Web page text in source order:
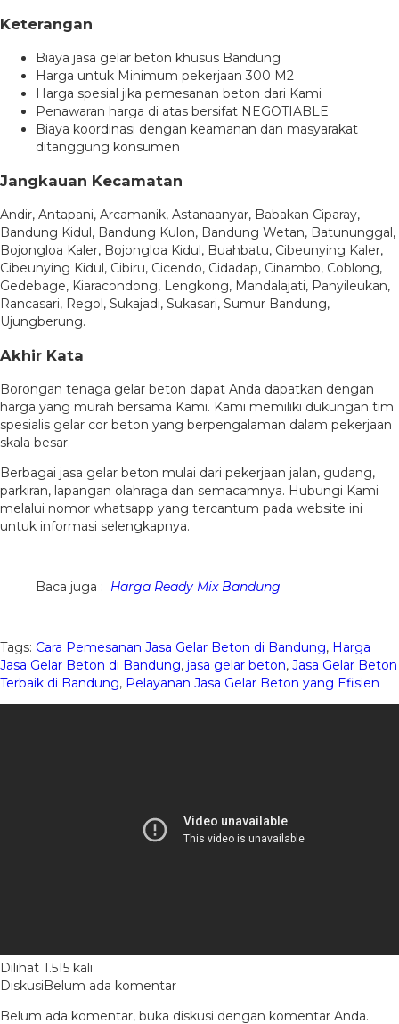
Keterangan
Biaya jasa gelar beton khusus Bandung
Harga untuk Minimum pekerjaan 300 M2
Harga spesial jika pemesanan beton dari Kami
Penawaran harga di atas bersifat NEGOTIABLE
Biaya koordinasi dengan keamanan dan masyarakat
ditanggung konsumen
Jangkauan Kecamatan
Andir, Antapani, Arcamanik, Astanaanyar, Babakan Ciparay,
Bandung Kidul, Bandung Kulon, Bandung Wetan, Batununggal,
Bojongloa Kaler, Bojongloa Kidul, Buahbatu, Cibeunying Kaler,
Cibeunying Kidul, Cibiru, Cicendo, Cidadap, Cinambo, Coblong,
Gedebage, Kiaracondong, Lengkong, Mandalajati, Panyileukan,
Rancasari, Regol, Sukajadi, Sukasari, Sumur Bandung,
Ujungberung.
Akhir Kata
Borongan tenaga gelar beton dapat Anda dapatkan dengan
harga yang murah bersama Kami. Kami memiliki dukungan tim
spesialis gelar cor beton yang berpengalaman dalam pekerjaan
skala besar.
Berbagai jasa gelar beton mulai dari pekerjaan jalan, gudang,
parkiran, lapangan olahraga dan semacamnya. Hubungi Kami
melalui nomor whatsapp yang tercantum pada website ini
untuk informasi selengkapnya.
Baca juga : Harga Ready Mix Bandung
Tags: Cara Pemesanan Jasa Gelar Beton di Bandung, Harga
Jasa Gelar Beton di Bandung, jasa gelar beton, Jasa Gelar Beton
Terbaik di Bandung, Pelayanan Jasa Gelar Beton yang Efisien
Dilihat 1.515 kali
DiskusiBelum ada komentar
Belum ada komentar, buka diskusi dengan komentar Anda.